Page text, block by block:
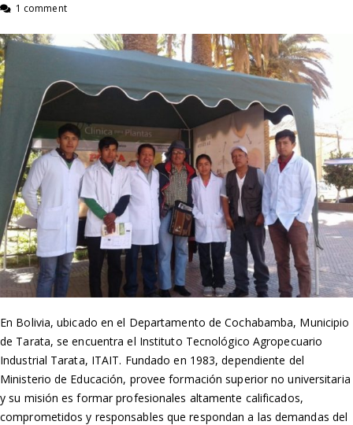
1 comment
En Bolivia, ubicado en el Departamento de Cochabamba, Municipio
de Tarata, se encuentra el Instituto Tecnológico Agropecuario
Industrial Tarata, ITAIT. Fundado en 1983, dependiente del
Ministerio de Educación, provee formación superior no universitaria
y su misión es formar profesionales altamente calificados,
comprometidos y responsables que respondan a las demandas del